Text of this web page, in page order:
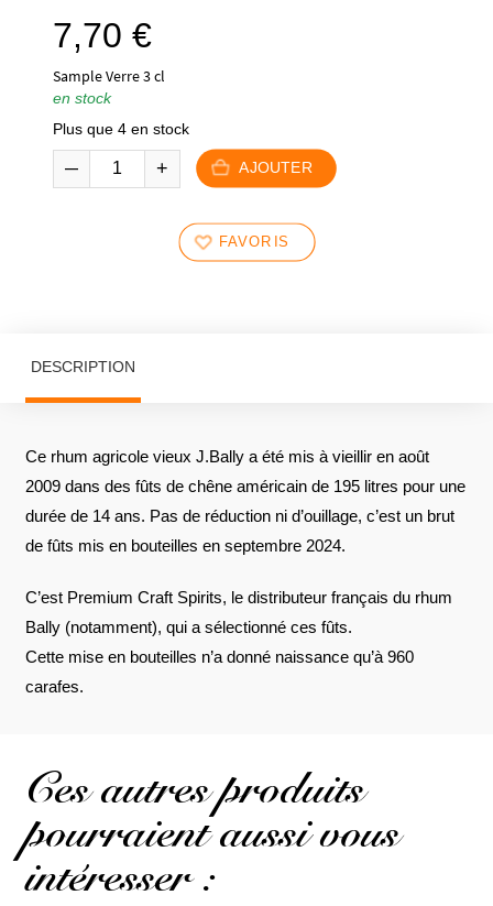
7,70 €
Sample Verre 3 cl
en stock
Plus que 4 en stock
AJOUTER
FAVORIS
DESCRIPTION
Ce rhum agricole vieux J.Bally a été mis à vieillir en août
2009 dans des fûts de chêne américain de 195 litres pour une
durée de 14 ans. Pas de réduction ni d’ouillage, c’est un brut
de fûts mis en bouteilles en septembre 2024.
C’est Premium Craft Spirits, le distributeur français du rhum
Bally (notamment), qui a sélectionné ces fûts.
Cette mise en bouteilles n’a donné naissance qu’à 960
carafes.
Ces autres produits
pourraient aussi vous
intéresser :